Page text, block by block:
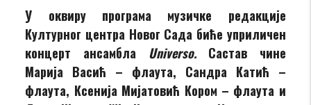
У оквиру програма музичке редакције
Културног центра Новог Сада биће уприличен
концерт ансамбла Universo. Састав чине
Марија Васић – флаута, Сандра Катић –
флаута, Ксенија Мијатовић Кором – флаута и